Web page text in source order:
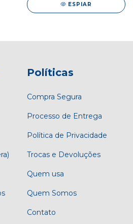
ESPIAR
Políticas
Compra Segura
Processo de Entrega
Política de Privacidade
Trocas e Devoluções
Quem usa
Quem Somos
Contato